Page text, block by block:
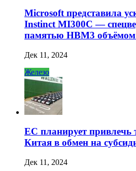
Microsoft представила
Instinct MI300C —
памятью HBM3
Дек 11, 2024
Железо
ЕС планирует привлечь
Китая в обмен на
Дек 11, 2024